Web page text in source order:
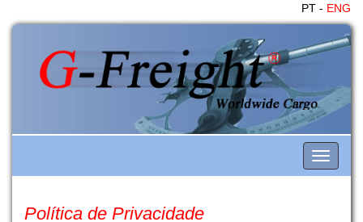
PT - ENG
Toggle
Política de Privacidade